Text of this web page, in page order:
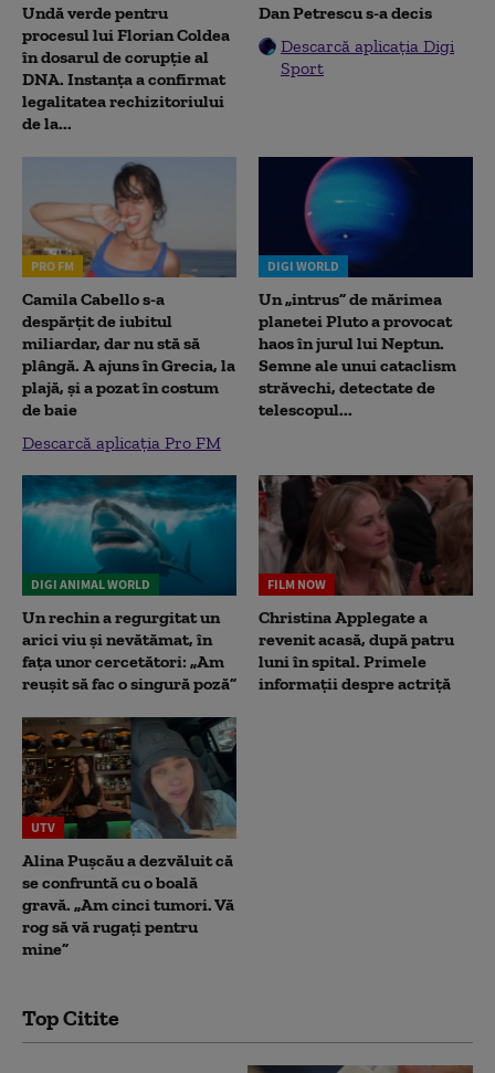
Undă verde pentru
procesul lui Florian Coldea
în dosarul de corupție al
DNA. Instanța a confirmat
legalitatea rechizitoriului
de la...
Dan Petrescu s-a decis
Descarcă aplicația Digi
Sport
PRO FM
Camila Cabello s-a
despărțit de iubitul
miliardar, dar nu stă să
plângă. A ajuns în Grecia, la
plajă, și a pozat în costum
de baie
Descarcă aplicația Pro FM
DIGI WORLD
Un „intrus” de mărimea
planetei Pluto a provocat
haos în jurul lui Neptun.
Semne ale unui cataclism
străvechi, detectate de
telescopul...
DIGI ANIMAL WORLD
Un rechin a regurgitat un
arici viu și nevătămat, în
fața unor cercetători: „Am
reușit să fac o singură poză”
FILM NOW
Christina Applegate a
revenit acasă, după patru
luni în spital. Primele
informații despre actriță
UTV
Alina Pușcău a dezvăluit că
se confruntă cu o boală
gravă. „Am cinci tumori. Vă
rog să vă rugați pentru
mine”
Top Citite